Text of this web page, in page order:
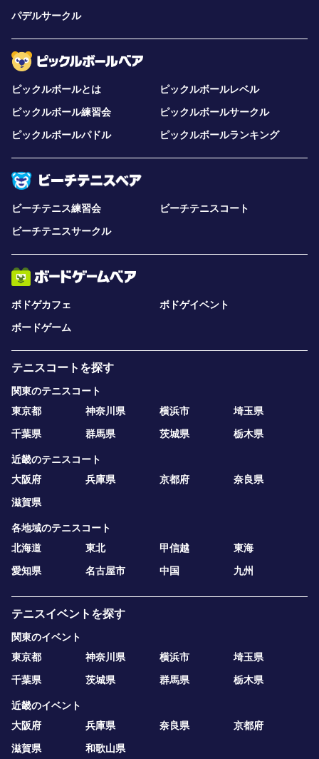
パデルサークル
ピックルボールとは
ピックルボールレベル
ピックルボール練習会
ピックルボールサークル
ピックルボールパドル
ピックルボールランキング
ビーチテニス練習会
ビーチテニスコート
ビーチテニスサークル
ボドゲカフェ
ボドゲイベント
ボードゲーム
テニスコートを探す
関東のテニスコート
東京都
神奈川県 横浜市
埼玉県
千葉県
群馬県 茨城県 栃木県
近畿のテニスコート
大阪府
兵庫県 京都府
奈良県
滋賀県
各地域のテニスコート
北海道
東北 甲信越
東海
愛知県
名古屋市 中国 九州
テニスイベントを探す
関東のイベント
東京都
神奈川県 横浜市
埼玉県
千葉県
茨城県 群馬県 栃木県
近畿のイベント
大阪府
兵庫県 奈良県
京都府
滋賀県
和歌山県